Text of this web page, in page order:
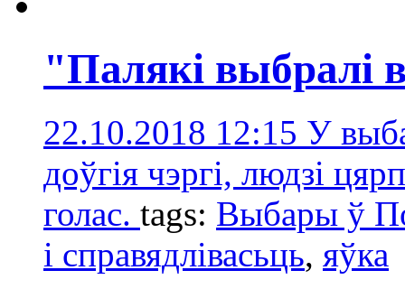
"Палякі выбралі
22.10.2018 12:15 У
доўгія чэргі, людзі
голас. tags: Выбары ў
і справядлівасьць, яўка